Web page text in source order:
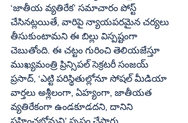
‘జాతీయ వ్యతిరేక’ సమాచారం పోస్ట్‌
చేసినట్లయితే, వారిపై న్యాయపరమైన చర్యలు
తీసుకుంటామని ఈ బిల్లు విస్పష్టంగా
చెబుతోంది. ఈ చట్టం గురించి తెలియజేస్తూ
ముఖ్యమంత్రి ప్రిన్సిపల్‌ సెక్రటరీ సంజయ్‌
ప్రసాద్‌, ‘ఎట్టి పరిస్థితుల్లోనూ సోషల్‌ మీడియా
వార్తలు అశ్లీలంగా, ఏహ్యంగా, జాతీయత
వ్యతిరేకంగా ఉండకూడదని, దానిని
సహించబోమని’ స్పష్టం చేసారు.